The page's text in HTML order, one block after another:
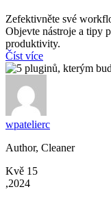
Zefektivněte své
Objevte nástroje a tipy
produktivity.
Číst více
wpatelierc
Author, Cleaner
Kvě 15
,2024